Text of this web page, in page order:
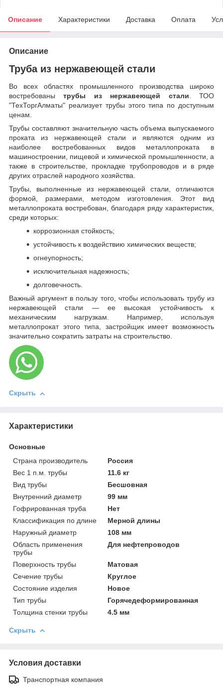
Описание Характеристики Доставка Оплата
Описание
Труба из нержавеющей стали
Во всех областях промышленного производства широко
востребованытрубы из нержавеющей стали. ТОО
"ТехТоргАлматы" реализует трубы этого типа по доступным
ценам.
Трубы составляют значительную часть объема выпускаемого
проката из нержавеющей стали и являются одним из
наиболее востребованных видов металлопроката в
машиностроении, пищевой и химической промышленности, а
также в строительстве, прокладке трубопроводов и в ряде
других отраслей народного хозяйства.
Трубы, выполненные из нержавеющей стали, отличаются
формой, размерами, методом изготовления. Этот вид
металлопроката востребован, благодаря ряду характеристик,
среди которых:
коррозионная стойкость;
устойчивость к воздействию химических веществ;
огнеупорность;
исключительная надежность;
долговечность.
Важный аргумент в пользу того, чтобы использовать трубу из
нержавеющей стали — ее высокая устойчивость к
механическим нагрузкам. Например, используя
металлопрокат этого типа, застройщик имеет возможность
значительно сократить затраты на строительство.
Скрыть
Характеристики
Основные
Страна производитель
Россия
Вес 1 п.м. трубы
11.6 кг
Вид трубы
Бесшовная
Внутренний диаметр
99 мм
Гофрированная труба
Нет
Классификация по длине
Мерной длины
Наружный диаметр
108 мм
Область применения
трубы
Для нефтепроводов
Поверхность трубы
Матовая
Сечение трубы
Круглое
Состояние изделия
Новое
Тип трубы
Горячедеформированная
Толщина стенки трубы
4.5 мм
Скрыть
Условия доставки
Транспортная компания